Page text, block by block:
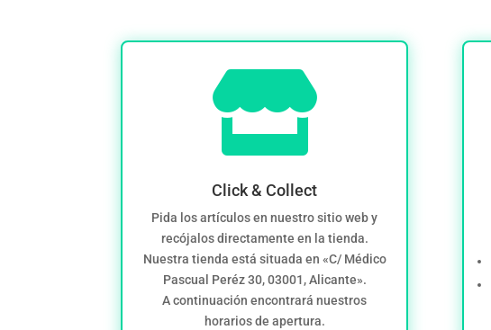

Click & Collect
Pida los artículos en nuestro sitio web y
recójalos directamente en la tienda.
Nuestra tienda está situada en «C/ Médico
Pascual Peréz 30, 03001, Alicante».
A continuación encontrará nuestros
horarios de apertura.